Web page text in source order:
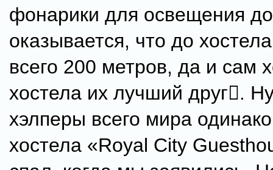
фонарики для освещения
оказывается, что до
всего 200 метров, да и сам
хостела их лучший друг.
хэлперы всего мира
хостела «Royal City